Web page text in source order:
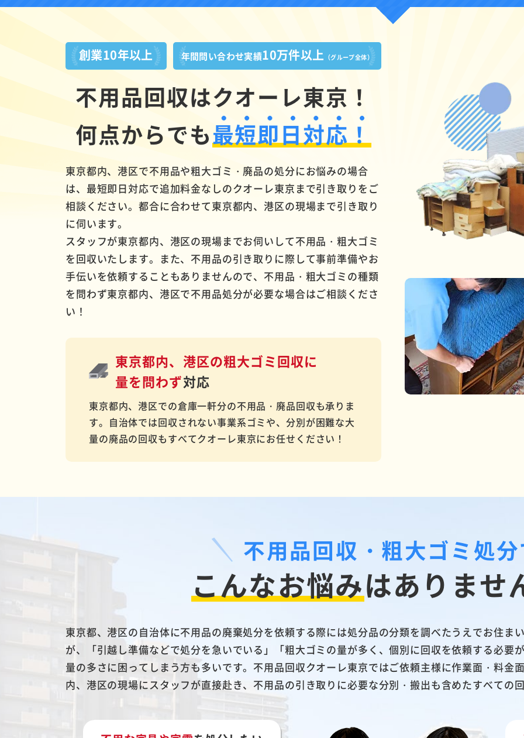
創業10年以上 年間問い合わせ実績10万件以上 （グループ全体）
不用品回収はクオーレ東京！
何点からでも最短即日対応！
東京都内、港区で不用品や粗大ゴミ・廃品の処分にお悩みの場合
は、最短即日対応で追加料金なしのクオーレ東京まで引き取りをご
相談ください。都合に合わせて東京都内、港区の現場まで引き取り
に伺います。
スタッフが東京都内、港区の現場までお伺いして不用品・粗大ゴミ
を回収いたします。また、不用品の引き取りに際して事前準備やお
手伝いを依頼することもありませんので、不用品・粗大ゴミの種類
を問わず東京都内、港区で不用品処分が必要な場合はご相談くださ
い！
東京都内、港区の粗大ゴミ回収に
量を問わず対応
東京都内、港区での倉庫一軒分の不用品・廃品回収も承りま
す。自治体では回収されない事業系ゴミや、分別が困難な大
量の廃品の回収もすべてクオーレ東京にお任せください！
不用品回収・粗大ゴミ処
こんなお悩みはありませ
東京都、港区の自治体に不用品の廃棄処分を依頼する際には処分品の分類を調べたうえでお住ま
が、「引越し準備などで処分を急いでいる」「粗大ゴミの量が多く、個別に回収を依頼する必要
量の多さに困ってしまう方も多いです。不用品回収クオーレ東京ではご依頼主様に作業面・料金
内、港区の現場にスタッフが直接赴き、不用品の引き取りに必要な分別・搬出も含めたすべての